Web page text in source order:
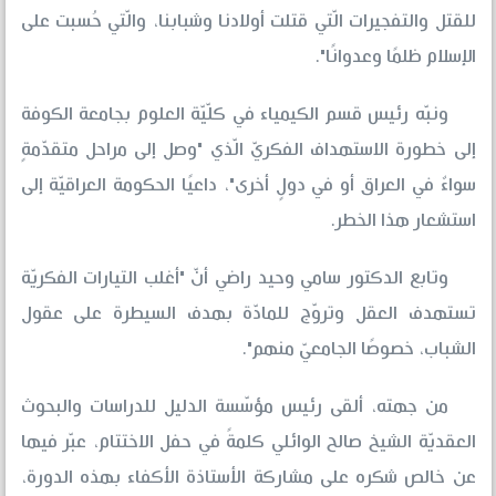
للقتل والتفجيرات الّتي قتلت أولادنا وشبابنا، والّتي حُسبت على
الإسلام ظلمًا وعدوانًا".
ونبّه رئيس قسم الكيمياء في كلّيّة العلوم بجامعة الكوفة
إلى خطورة الاستهداف الفكريّ الّذي "وصل إلى مراحل متقدّمةٍ
سواءٌ في العراق أو في دولٍ أخرى"، داعيًا الحكومة العراقيّة إلى
استشعار هذا الخطر.
وتابع الدكتور سامي وحيد راضي أنّ "أغلب التيارات الفكريّة
تستهدف العقل وتروّج للمادّة بهدف السيطرة على عقول
الشباب، خصوصًا الجامعيّ منهم".
من جهته، ألقى رئيس مؤسّسة الدليل للدراسات والبحوث
العقديّة الشيخ صالح الوائلي كلمةً في حفل الاختتام، عبّر فيها
عن خالص شكره على مشاركة الأستاذة الأكفاء بهذه الدورة،